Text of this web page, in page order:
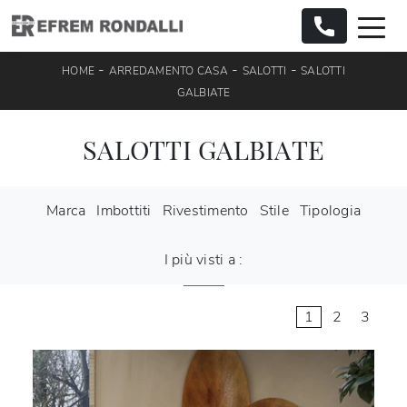
HOME - ARREDAMENTO CASA- SALOTTI -SALOTTI
GALBIATE
SALOTTI GALBIATE
Marca Imbottiti Rivestimento Stile Tipologia
I più visti a :
1 2 3